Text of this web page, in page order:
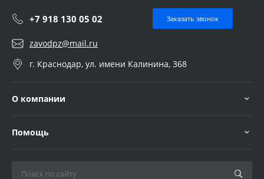
+7 918 130 05 02 Заказать звонок
zavodpz@mail.ru
г. Краснодар, ул. имени Калинина, 368
О компании
Помощь